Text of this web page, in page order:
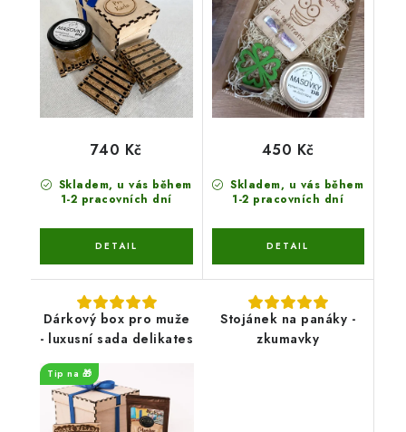
Skladem, u vás během
1-2 pracovních dní
740 Kč
Skladem, u vás během
1-2 pracovních dní
450 Kč
Dárkový box pro muže
- luxusní sada delikates
Tip na 🎁
Stojánek na panáky -
zkumavky